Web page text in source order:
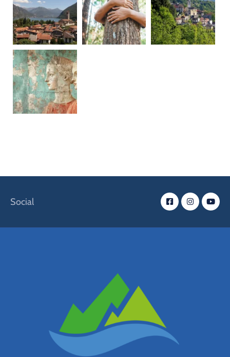
Social